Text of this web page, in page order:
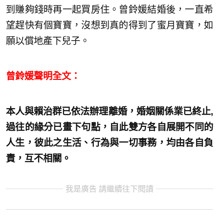
到賺夠錢時再一起買房住。曾鈴媛結婚後，一直希
望趕快有個寶寶，沒想到真的得到了蜜月寶寶，如
願以償地產下兒子。
曾鈴媛聲明全文：
本人與賴治群已依法辦理離婚，婚姻關係業已終止,
過往的緣分已畫下句點，自此雙方各自展開不同的
人生，彼此之生活、行為與一切事務，均由各自負
責，互不相關。
我是廣告 請繼續往下閱讀